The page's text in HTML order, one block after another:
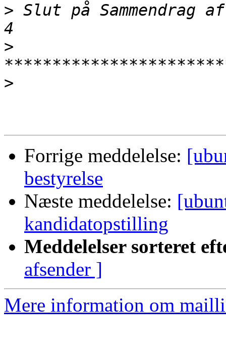
> Slut på Sammendrag
>
>
Forrige meddelelse:
bestyrelse
Næste meddelelse:
kandidatopstilling
Meddelelser sorteret
afsender ]
Mere information om